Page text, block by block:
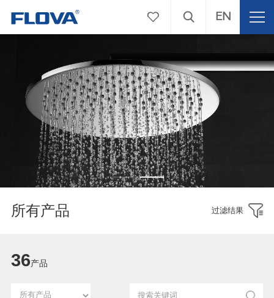
EN
所有产品 过滤结果
36产品